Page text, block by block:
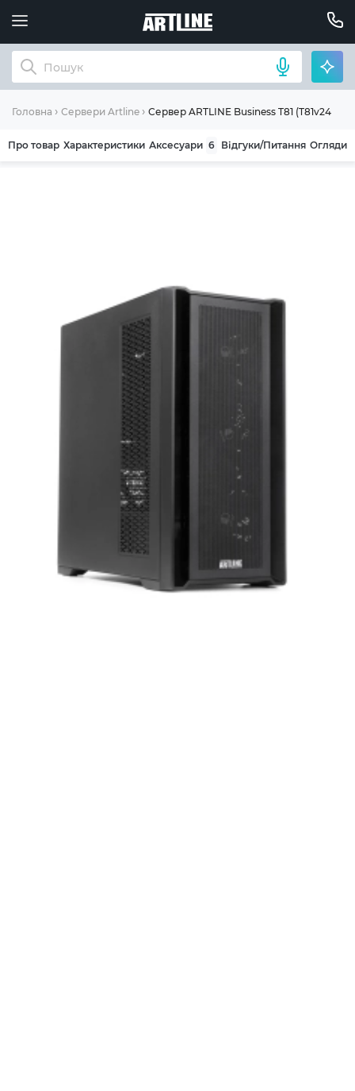
Головна Сервери Artline Сервер ARTLINE Business T81 (T81v24)
Про товар Характеристики Аксесуари 6 Відгуки/Питання Огляди